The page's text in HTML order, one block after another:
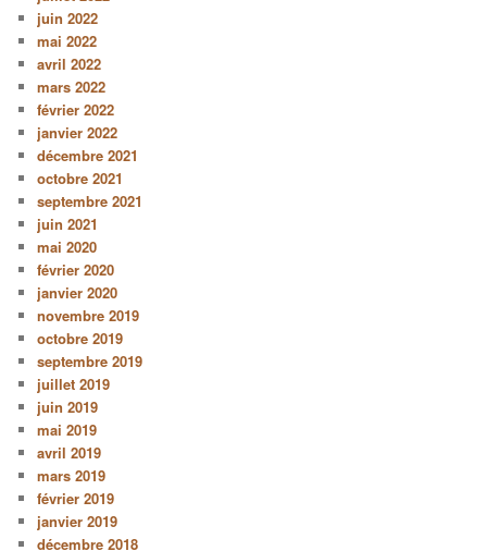
juin 2022
mai 2022
avril 2022
mars 2022
février 2022
janvier 2022
décembre 2021
octobre 2021
septembre 2021
juin 2021
mai 2020
février 2020
janvier 2020
novembre 2019
octobre 2019
septembre 2019
juillet 2019
juin 2019
mai 2019
avril 2019
mars 2019
février 2019
janvier 2019
décembre 2018